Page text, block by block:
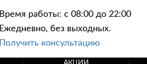
Время работы: с 08:00 до 22:00
Ежедневно, без выходных.
Получить консультацию